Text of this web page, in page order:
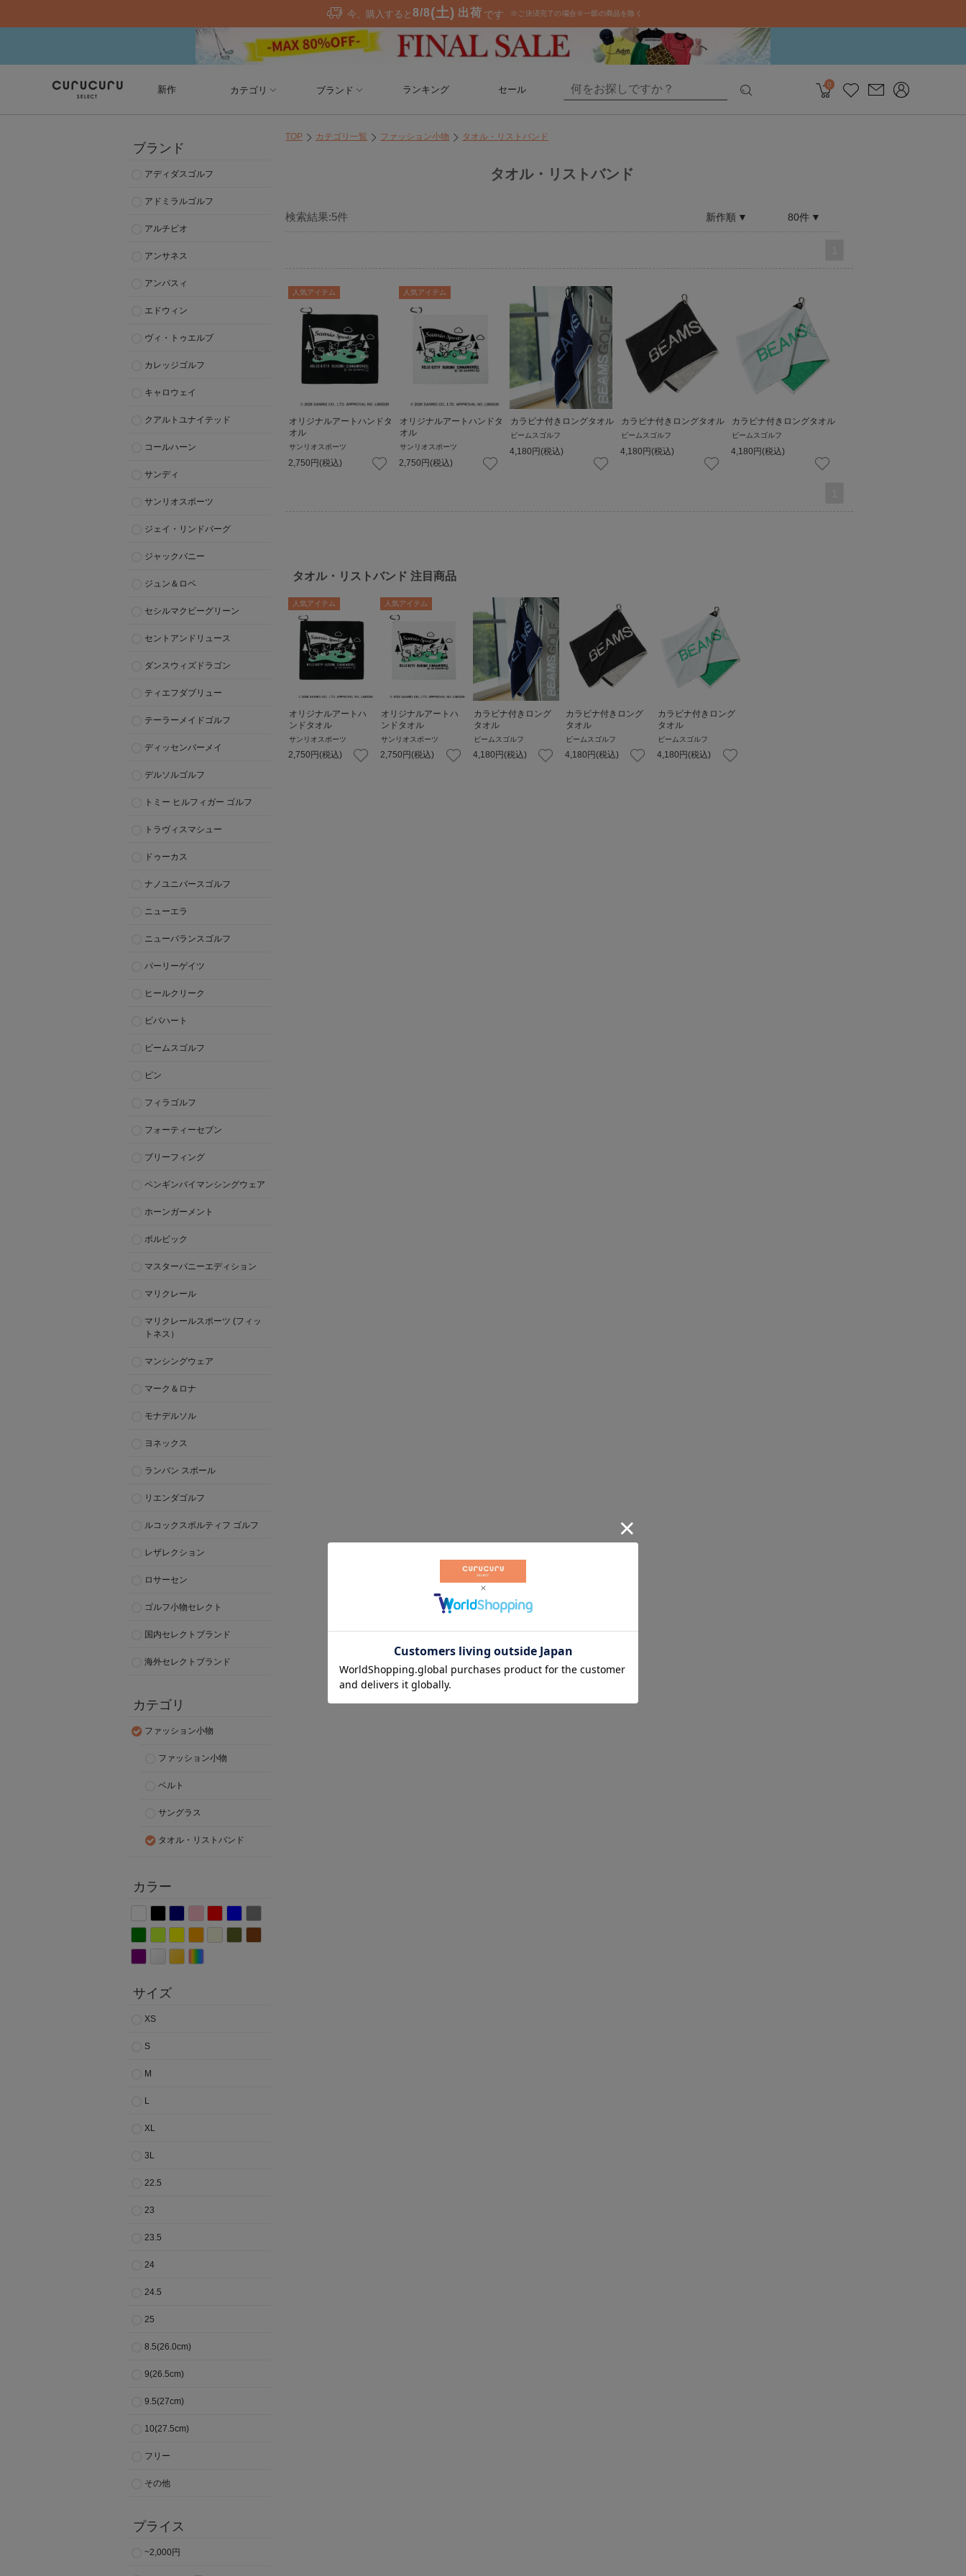
0
新作 カテゴリ ブランド ランキング セール
ブランド
アディダスゴルフ
アドミラルゴルフ
アルチビオ
アンサネス
アンパスィ
エドウィン
ヴィ・トゥエルブ
カレッジゴルフ
キャロウェイ
クアルトユナイテッド
コールハーン
サンディ
サンリオスポーツ
ジェイ・リンドバーグ
ジャックバニー
ジュン＆ロペ
セシルマクビーグリーン
セントアンドリュース
ダンスウィズドラゴン
ティエフダブリュー
テーラーメイドゴルフ
ディッセンバーメイ
デルソルゴルフ
トミー ヒルフィガー ゴルフ
トラヴィスマシュー
ドゥーカス
ナノユニバースゴルフ
ニューエラ
ニューバランスゴルフ
パーリーゲイツ
ヒールクリーク
ビバハート
ビームスゴルフ
ピン
フィラゴルフ
フォーティーセブン
ブリーフィング
ペンギンバイマンシングウェア
ホーンガーメント
ボルビック
マスターバニーエディション
マリクレール
マリクレールスポーツ (フィッ
トネス）
マンシングウェア
マーク＆ロナ
モナデルソル
ヨネックス
ランバン スポール
リエンダゴルフ
ルコックスポルティフ ゴルフ
レザレクション
ロサーセン
ゴルフ小物セレクト
国内セレクトブランド
海外セレクトブランド
カテゴリ
ファッション小物
ファッション小物
ベルト
サングラス
タオル・リストバンド
カラー
サイズ
XS
S
M
L
XL
3L
22.5
23
23.5
24
24.5
25
8.5(26.0cm)
9(26.5cm)
9.5(27cm)
10(27.5cm)
フリー
その他
プライス
~2,000円
TOP カテゴリ一覧 ファッション小物 タオル・リストバンド
タオル・リストバンド
検索結果:5件 新作順 80件
人気アイテム
オリジナルアートハンドタ
オル
サンリオスポーツ
2,750円(税込)
人気アイテム
オリジナルアートハンドタ
オル
サンリオスポーツ
2,750円(税込)
カラビナ付きロングタオル
ビームスゴルフ
4,180円(税込)
カラビナ付きロングタオル
ビームスゴルフ
4,180円(税込)
カラビナ付きロングタオル
ビームスゴルフ
4,180円(税込)
タオル・リストバンド 注目商品
人気アイテム
オリジナルアートハ
ンドタオル
サンリオスポーツ
2,750円(税込)
人気アイテム
オリジナルアートハ
ンドタオル
サンリオスポーツ
2,750円(税込)
カラビナ付きロング
タオル
ビームスゴルフ
4,180円(税込)
カラビナ付きロング
タオル
ビームスゴルフ
4,180円(税込)
カラビナ付きロング
タオル
ビームスゴルフ
4,180円(税込)